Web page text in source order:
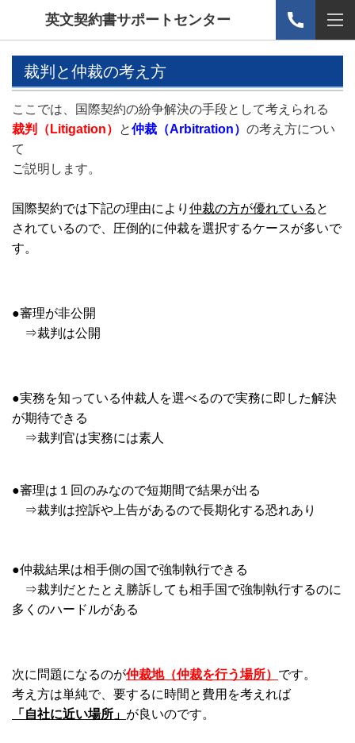
英文契約書サポートセンター
裁判と仲裁の考え方
ここでは、国際契約の紛争解決の手段として考えられる
裁判（Litigation）
と仲裁（Arbitration） の考え方につい
て
ご説明します。
国際契約では下記の理由により 仲裁の方が優れている と
されているので、圧倒的に仲裁を選択するケースが多いで
す。
●審理が非公開
⇒裁判は公開
●実務を知っている仲裁人を選べるので実務に即した解決
が期待できる
⇒裁判官は実務には素人
●審理は１回のみなので短期間で結果が出る
⇒裁判は控訴や上告があるので長期化する恐れあり
●仲裁結果は相手側の国で強制執行できる
⇒裁判だとたとえ勝訴しても相手国で強制執行するのに
多くのハードルがある
次に問題になるのが仲裁地（仲裁を行う場所） です。
考え方は単純で、要するに時間と費用を考えれば
「自社に近い場所」 が良いのです。